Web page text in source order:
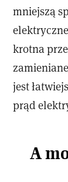
mniejszą
krotna
jest
prąd
A